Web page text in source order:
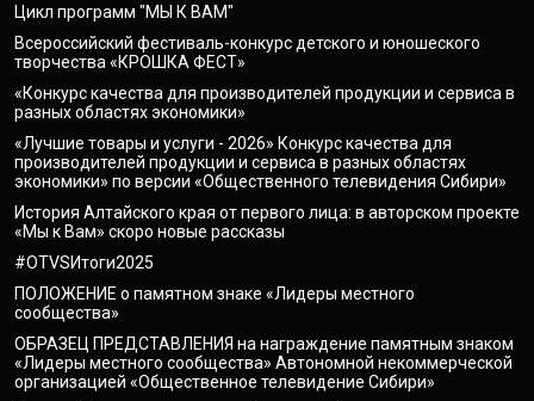
Цикл программ "МЫ К ВАМ"
Всероссийский фестиваль-конкурс детского и юношеского
творчества «КРОШКА ФЕСТ»
«Конкурс качества для производителей продукции и сервиса в
разных областях экономики»
«Лучшие товары и услуги - 2026» Конкурс качества для
производителей продукции и сервиса в разных областях
экономики» по версии «Общественного телевидения Сибири»
История Алтайского края от первого лица: в авторском проекте
«Мы к Вам» скоро новые рассказы
#OTVSИтоги2025
ПОЛОЖЕНИЕ о памятном знаке «Лидеры местного
сообщества»
ОБРАЗЕЦ ПРЕДСТАВЛЕНИЯ на награждение памятным знаком
«Лидеры местного сообщества» Автономной некоммерческой
организацией «Общественное телевидение Сибири»